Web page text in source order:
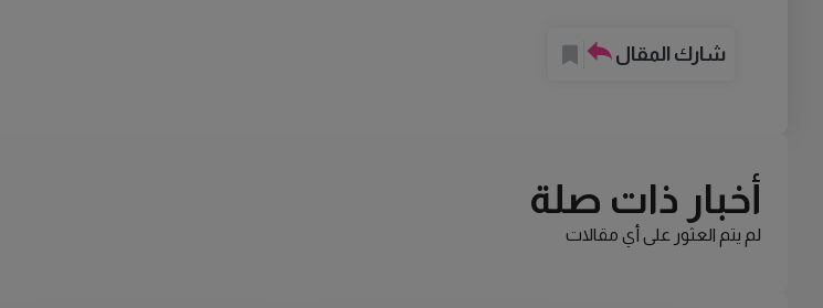
شارك المقال
أخبار ذات صلة
لم يتم العثور على أي مقالات